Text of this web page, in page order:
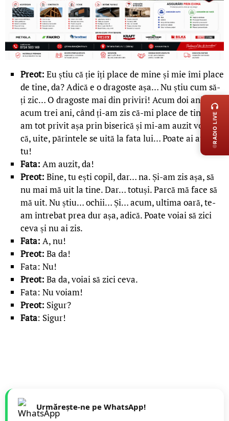
Preot: Eu știu că ție îți place de mine și mie îmi place
de tine, da? Adică e o dragoste așa… Nu știu cum să-
ți zic… O dragoste mai din priviri! Acum doi ani sau
acum trei ani, când ți-am zis că-mi place de tine, ne-
am tot privit așa prin biserică și mi-am auzit vorbe
că, uite, părintele se uită la fata lui… Poate ai auzit și
tu!
Fata: Am auzit, da!
Preot: Bine, tu ești copil, dar… na. Și-am zis așa, să
nu mai mă uit la tine. Dar… totuși. Parcă mă face să
mă uit. Nu știu… ochii… Și… acum, ultima oară, te-
am întrebat prea dur așa, adică. Poate voiai să zici
ceva și nu ai zis.
Fata: A, nu!
Preot: Ba da!
Fata: Nu!
Preot: Ba da, voiai să zici ceva.
Fata: Nu voiam!
Preot: Sigur?
Fata: Sigur!
Urmărește-ne pe WhatsApp!
LIVE
RADIO LIVE